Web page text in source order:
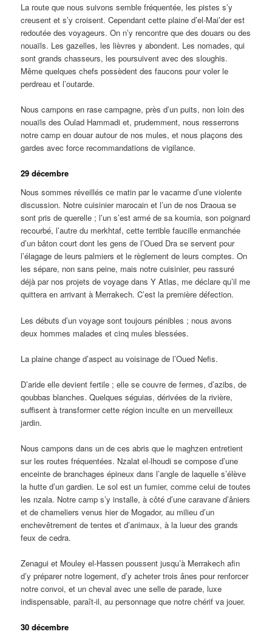
La route que nous suivons semble fréquentée, les pistes s’y
creusent et s’y croisent. Cependant cette plaine d’el-Mai’der est
redoutée des voyageurs. On n’y rencontre que des douars ou des
nouaïls. Les gazelles, les lièvres y abondent. Les nomades, qui
sont grands chasseurs, les poursuivent avec des sloughis.
Même quelques chefs possèdent des faucons pour voler le
perdreau et l’outarde.
Nous campons en rase campagne, près d’un puits, non loin des
nouaïls des Oulad Hammadi et, prudemment, nous resserrons
notre camp en douar autour de nos mules, et nous plaçons des
gardes avec force recommandations de vigilance.
29 décembre
Nous sommes réveillés ce matin par le vacarme d’une violente
discussion. Notre cuisinier marocain et l’un de nos Draoua se
sont pris de querelle ; l’un s’est armé de sa koumia, son poignard
recourbé, l’autre du merkhtaf, cette terrible faucille enmanchée
d’un bâton court dont les gens de l’Oued Dra se servent pour
l’élagage de leurs palmiers et le règlement de leurs comptes. On
les sépare, non sans peine, mais notre cuisinier, peu rassuré
déjà par nos projets de voyage dans Y Atlas, me déclare qu’il me
quittera en arrivant à Merrakech. C’est la première défection.
Les débuts d’un voyage sont toujours pénibles ; nous avons
deux hommes malades et cinq mules blessées.
La plaine change d’aspect au voisinage de l’Oued Nefis.
D’aride elle devient fertile ; elle se couvre de fermes, d’azibs, de
qoubbas blanches. Quelques séguias, dérivées de la rivière,
suffisent à transformer cette région inculte en un merveilleux
jardin.
Nous campons dans un de ces abris que le maghzen entretient
sur les routes fréquentées. Nzalat el-lhoudi se compose d’une
enceinte de branchages épineux dans l’angle de laquelle s’élève
la hutte d’un gardien. Le sol est un fumier, comme celui de toutes
les nzala. Notre camp s’y installe, à côté d’une caravane d’âniers
et de chameliers venus hier de Mogador, au milieu d’un
enchevêtrement de tentes et d’animaux, à la lueur des grands
feux de cedra.
Zenagui et Mouley el-Hassen poussent jusqu’à Merrakech afin
d’y préparer notre logement, d’y acheter trois ânes pour renforcer
notre convoi, et un cheval avec une selle de parade, luxe
indispensable, paraît-il, au personnage que notre chérif va jouer.
30 décembre